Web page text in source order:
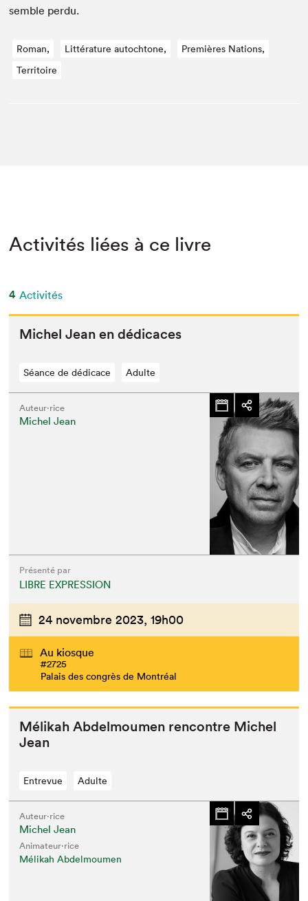
sem­ble perdu.
Roman, Littérature autochtone,
Premières Nations,
Territoire
Activités liées à ce livre
4 Activités
Michel Jean en dédicaces
Séance de dédicace Adulte
Auteur·rice
Michel Jean
Présenté par
LIBRE EXPRESSION
24 novembre 2023, 19h00
Au kiosque
#2725
Palais des congrès de Montréal
Mélikah Abdel­moumen ren­con­tre Michel
Jean
Entrevue Adulte
Auteur·rice
Michel Jean
Animateur⋅rice
Mélikah Abdelmoumen